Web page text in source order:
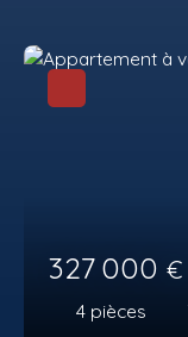
327 000 €
4 pièces